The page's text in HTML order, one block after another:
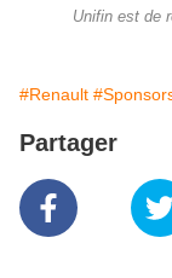
Unifin est de
#Renault
Partager